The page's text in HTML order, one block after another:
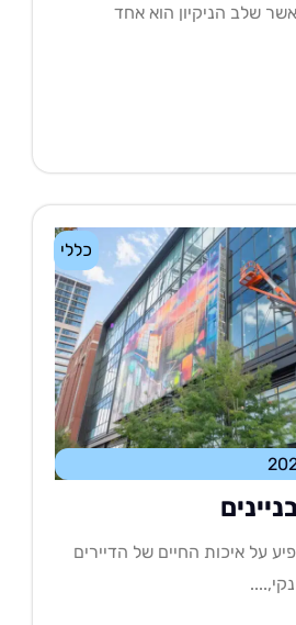
הוא אחד
כללי
החיים של הדיירים